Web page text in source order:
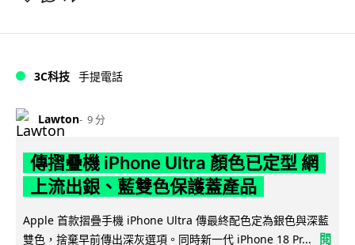
3C科技 手提電話
Lawton 9 分
傳摺疊機 iPhone Ultra 顏色已定型 網
上流出銀、藍雙色保護蓋產品
Apple 首款摺疊手機 iPhone Ultra 傳最終配色定為銀色與深藍
雙色，捨棄早前傳出深灰選項。同時新一代 iPhone 18 Pr...
閱